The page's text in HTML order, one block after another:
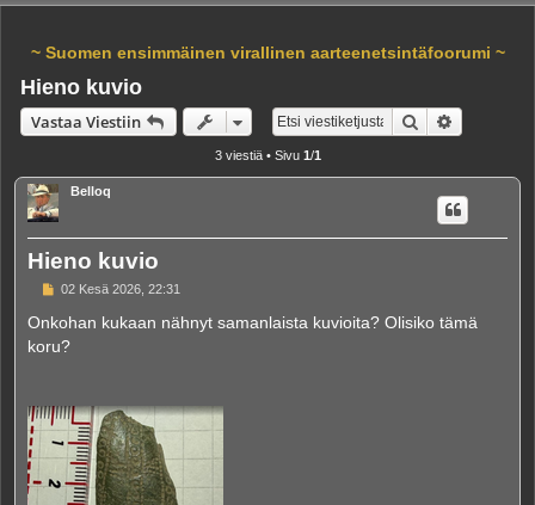
~ Suomen ensimmäinen virallinen aarteenetsintäfoorumi ~
Hieno kuvio
Vastaa Viestiin Etsi
3 viestiä • Sivu 1/1
Belloq
Hieno kuvio
V
e
t
02 Kesä 2026, 22:31
Onkohan kukaan nähnyt samanlaista kuvioita? Olisiko tämä
koru?